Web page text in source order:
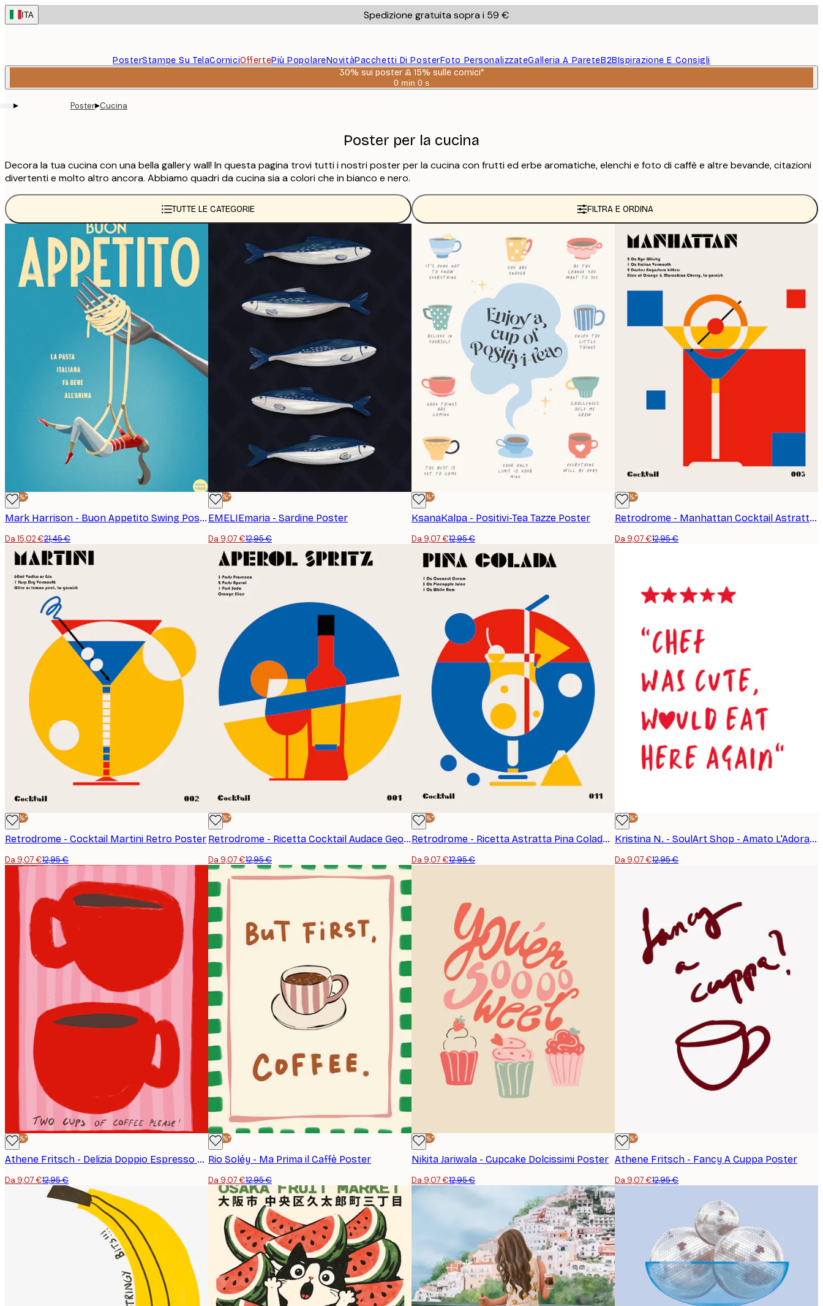
Skip
to
ITA Spedizione gratuita sopra i 59 €
PosterStampe Su TelaCorniciOffertePiù PopolareNovitàPacchetti Di PosterFoto PersonalizzateGalleria A PareteB2BIspirazione E Consigli
30% sui poster & 15% sulle cornici*
0 min 0 s
Valido
06
▸ Poster▸Cucina
Poster per la cucina
Decora la tua cucina con una bella gallery wall! In questa pagina trovi tutti i nostri poster per la cucina con frutti ed erbe aromatiche, elenchi e foto di caffè e altre bevande, citazioni
divertenti e molto altro ancora. Abbiamo quadri da cucina sia a colori che in bianco e nero.
TUTTE LE CATEGORIE FILTRA E ORDINA
-30%*
Mark Harrison - Buon Appetito Swing Poster
Da 15,02 €21,45 €
-30%*
EMELIEmaria - Sardine Poster
Da 9,07 €12,95 €
-30%*
KsanaKalpa - Positivi-Tea Tazze Poster
Da 9,07 €12,95 €
-30%*
Retrodrome - Manhattan Cocktail Astratto Poster
Da 9,07 €12,95 €
-30%*
Retrodrome - Cocktail Martini Retro Poster
Da 9,07 €12,95 €
-30%*
Retrodrome - Ricetta Cocktail Audace Geometrico Poster
Da 9,07 €12,95 €
-30%*
Retrodrome - Ricetta Astratta Pina Colada Poster
Da 9,07 €12,95 €
-30%*
Kristina N. - SoulArt Shop - Amato L'Adorabile Chef Poster
Da 9,07 €12,95 €
-30%*
Athene Fritsch - Delizia Doppio Espresso Poster
Da 9,07 €12,95 €
-30%*
Rio Soléy - Ma Prima il Caffè Poster
Da 9,07 €12,95 €
-30%*
Nikita Jariwala - Cupcake Dolcissimi Poster
Da 9,07 €12,95 €
-30%*
Athene Fritsch - Fancy A Cuppa Poster
Da 9,07 €12,95 €